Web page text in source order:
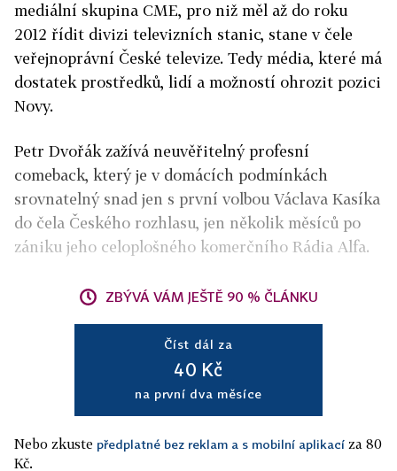
mediální skupina CME, pro niž měl až do roku
2012 řídit divizi televizních stanic, stane v čele
veřejnoprávní České televize. Tedy média, které má
dostatek prostředků, lidí a možností ohrozit pozici
Novy.
Petr Dvořák zažívá neuvěřitelný profesní
comeback, který je v domácích podmínkách
srovnatelný snad jen s první volbou Václava Kasíka
do čela Českého rozhlasu, jen několik měsíců po
zániku jeho celoplošného komerčního Rádia Alfa.
ZBÝVÁ VÁM JEŠTĚ 90 % ČLÁNKU
Číst dál za
40 Kč
na první dva měsíce
Nebo zkuste předplatné bez reklam a s mobilní aplikací za 80
Kč.